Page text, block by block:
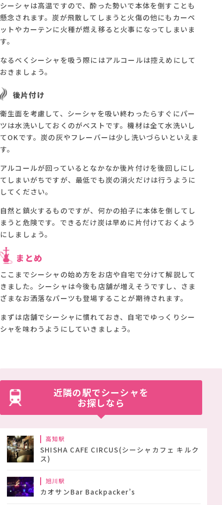
シーシャは高温ですので、酔った勢いで本体を倒すことも
懸念されます。炭が飛散してしまうと火傷の他にもカーペ
ットやカーテンに火種が燃え移ると火事になってしまいま
す。
なるべくシーシャを吸う際にはアルコールは控えめにして
おきましょう。
後片付け
衛生面を考慮して、シーシャを吸い終わったらすぐにパー
ツは水洗いしておくのがベストです。機材は全て水洗いし
てOKです。炭の灰やフレーバーは少し洗いづらいといえま
す。
アルコールが回っているとなかなか後片付けを後回しにし
てしまいがちですが、最低でも炭の消火だけは行うように
してください。
自然と鎮火するものですが、何かの拍子に本体を倒してし
まうと危険です。できるだけ炭は早めに片付けておくよう
にしましょう。
まとめ
ここまでシーシャの始め方をお店や自宅で分けて解説して
きました。シーシャは今後も店舗が増えそうですし、さま
ざまなお洒落なパーツも登場することが期待されます。
まずは店舗でシーシャに慣れておき、自宅でゆっくりシー
シャを味わうようにしていきましょう。
近隣の駅でシーシャを
お探しなら
高知駅
SHISHA CAFE CIRCUS(シーシャカフェ キルク
ス)
旭川駅
カオサンBar Backpacker’s